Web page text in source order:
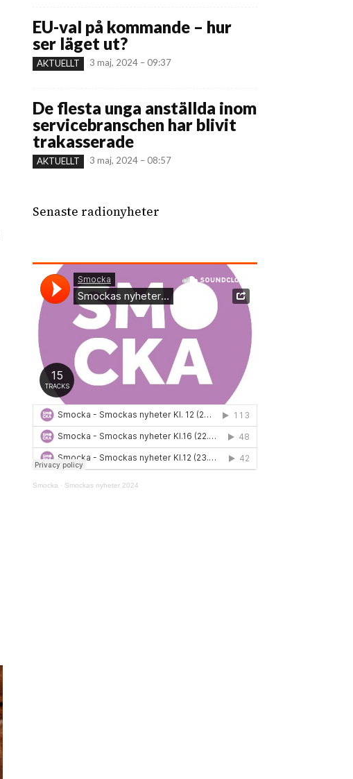
EU-val på kommande – hur
ser läget ut?
AKTUELLT 3 maj, 2024 – 09:37
De flesta unga anställda inom
servicebranschen har blivit
trakasserade
AKTUELLT 3 maj, 2024 – 08:57
Senaste radionyheter
Smocka · Smockas nyheter 2024